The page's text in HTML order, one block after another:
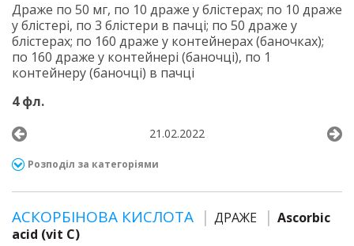
Драже по 50 мг, по 10 драже у блістерах; по 10 драже
у блістері, по 3 блістери в пачці; по 50 драже у
блістерах; по 160 драже у контейнерах (баночках);
по 160 драже у контейнері (баночці), по 1
контейнеру (баночці) в пачці
4 фл.
21.02.2022
Розподіл за категоріями
АСКОРБІНОВА КИСЛОТА ДРАЖЕ
Ascorbic
acid (vit C)